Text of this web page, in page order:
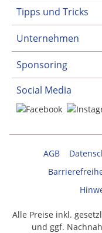
Tipps und Tricks
Unternehmen
Sponsoring
Social Media
AGB
Alle Preise inkl.
und ggf.